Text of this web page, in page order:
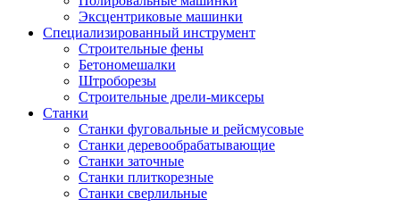
Эксцентриковые машинки
Специализированный инструмент
Строительные фены
Бетономешалки
Штроборезы
Строительные дрели-миксеры
Станки
Станки фуговальные и рейсмусовые
Станки деревообрабатывающие
Станки заточные
Станки плиткорезные
Станки сверлильные